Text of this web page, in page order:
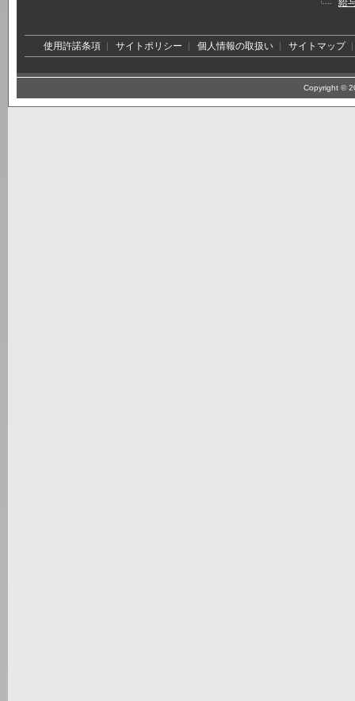
給
使用許諾条項 サイトポリシー 個人情報の取扱い サイトマップ
Copyright ©